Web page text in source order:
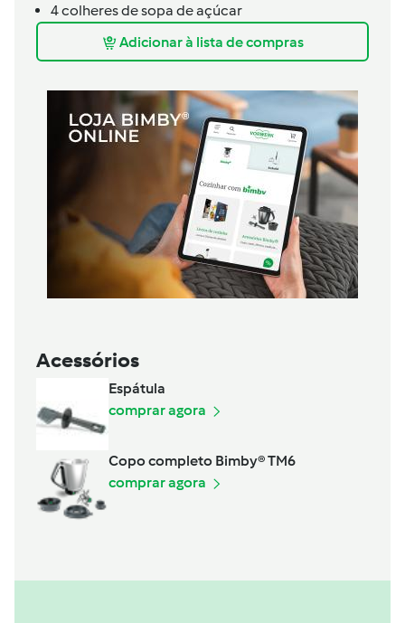
4 colheres de sopa de açúcar
Adicionar à lista de compras
Acessórios
Espátula
comprar agora
Copo completo Bimby® TM6
comprar agora